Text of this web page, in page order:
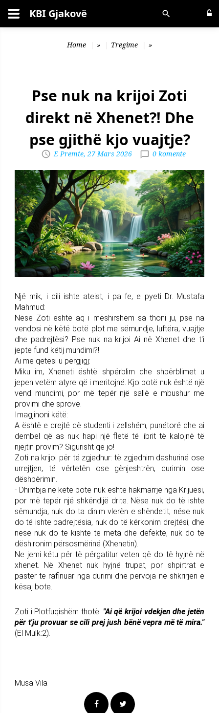
Kërko KBI Gjakovë
Home » Tregime »
Pse nuk na krijoi Zoti
direkt në Xhenet?! Dhe
pse gjithë kjo vuajtje?
E Premte, 27 Mars 2026 0 komente
Një mik, i cili ishte ateist, i pa fe, e pyeti Dr. Mustafa
Mahmud:
Nëse Zoti është aq i mëshirshëm sa thoni ju, pse na
vendosi në këtë botë plot me sëmundje, luftëra, vuajtje
dhe padrejtësi? Pse nuk na krijoi Ai në Xhenet dhe t'i
jepte fund këtij mundimi?!
Ai me qetësi u përgjigj:
Miku im, Xheneti është shpërblim dhe shpërblimet u
jepen vetëm atyre që i meritojnë. Kjo botë nuk është një
vend mundimi, por më tepër një sallë e mbushur me
provimi dhe sprovë.
Imagjinoni këtë:
A është e drejtë që studenti i zellshëm, punëtorë dhe ai
dembel që as nuk hapi një fletë të librit të kalojnë të
njëjtin provim? Sigurisht që jo!
Zoti na krijoi për të zgjedhur: të zgjedhim dashurinë ose
urrejtjen, të vërtetën ose gënjeshtrën, durimin ose
dëshpërimin.
- Dhimbja në këtë botë nuk është hakmarrje nga Krijuesi,
por më tepër një shkëndijë drite. Nëse nuk do të ishte
sëmundja, nuk do ta dinim vlerën e shëndetit; nëse nuk
do të ishte padrejtësia, nuk do të kërkonim drejtësi; dhe
nëse nuk do të kishte të meta dhe defekte, nuk do të
dëshironim përsosmërinë (Xhenetin).
Ne jemi këtu për të përgatitur veten që do të hyjnë në
xhenet. Në Xhenet nuk hyjnë trupat, por shpirtrat e
pastër të rafinuar nga durimi dhe përvoja në shkrirjen e
kësaj bote.
Zoti i Plotfuqishëm thotë: "Ai që krijoi vdekjen dhe jetën
për t'ju provuar se cili prej jush bënë vepra më të mira."
(El Mulk:2).
Musa Vila